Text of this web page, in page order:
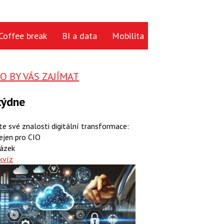
break BI a data Mobilita
BY VÁS ZAJÍMAT
své znalosti digitální transformace:
pro CIO